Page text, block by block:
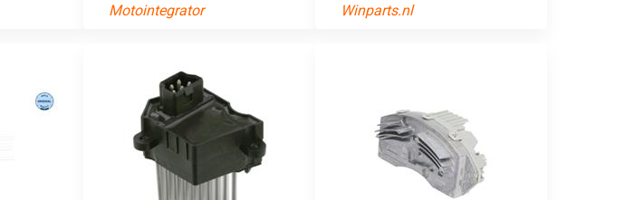
Motointegrator
Winparts.nl